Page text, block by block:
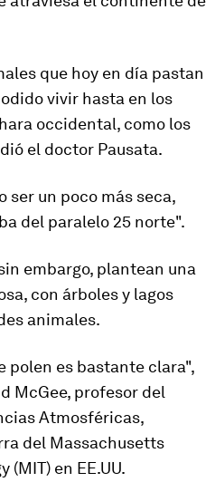
que hoy en día pastan
vivir hasta en los
occidental, como los
el doctor Pausata.
ser un poco más seca,
del paralelo 25 norte".
embargo, plantean una
con árboles y lagos
animales.
polen es bastante clara",
McGee, profesor del
Atmosféricas,
del Massachusetts
en EE.UU.